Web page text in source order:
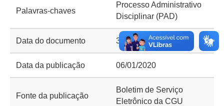
Palavras-chaves
Processo Administrativo
Disciplinar (PAD)
Data do documento 30/12/2019
Data da publicação 06/01/2020
Fonte da publicação
Boletim de Serviço
Eletrônico da CGU